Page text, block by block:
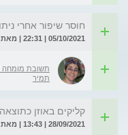
חוסר שיפור אחרי
05/10/2021 | 22:31 | מאת: דיצה
תשובת מומחה
תמיר
קליקים באוזן
28/09/2021 | 13:43 | מאת: רוני